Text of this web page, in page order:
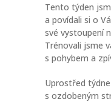
Tento týden
a povídali si o
své vystoupení
Trénovali jsme
s pohybem a
Uprostřed
s ozdobeným